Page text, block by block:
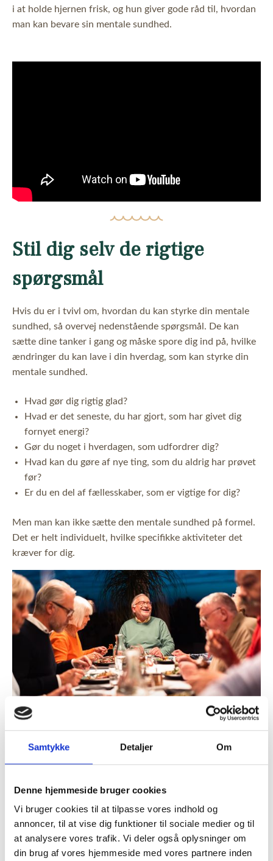
Samtykke Detaljer Om
Denne hjemmeside bruger cookies
Vi bruger cookies til at tilpasse vores indhold og
annoncer, til at vise dig funktioner til sociale medier og til
at analysere vores trafik. Vi deler også oplysninger om
din brug af vores hjemmeside med vores partnere inden
i at holde hjernen frisk, og hun giver gode råd til, hvordan
man kan bevare sin mentale sundhed.
Stil dig selv de rigtige
spørgsmål
Hvis du er i tvivl om, hvordan du kan styrke din mentale
sundhed, så overvej nedenstående spørgsmål. De kan
sætte dine tanker i gang og måske spore dig ind på, hvilke
ændringer du kan lave i din hverdag, som kan styrke din
mentale sundhed.
Hvad gør dig rigtig glad?
Hvad er det seneste, du har gjort, som har givet dig
fornyet energi?
Gør du noget i hverdagen, som udfordrer dig?
Hvad kan du gøre af nye ting, som du aldrig har prøvet
før?
Er du en del af fællesskaber, som er vigtige for dig?
Men man kan ikke sætte den mentale sundhed på formel.
Det er helt individuelt, hvilke specifikke aktiviteter det
kræver for dig.
I Holmsø kan du det hele
Vil du holde din hjerne på tæerne? Holmsø Boligresorts er
et bofællesskab for dig over 55, der ønsker at leve en aktiv
og social tilværelse. Og der er rig mulighed for at holde